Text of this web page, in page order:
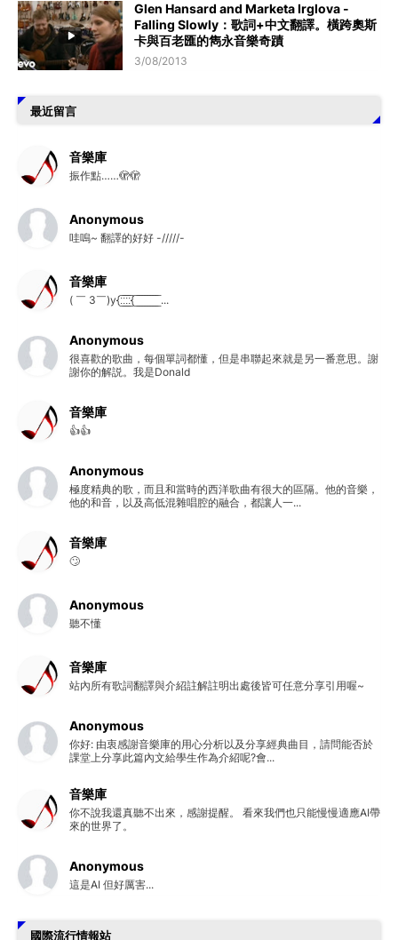
Glen Hansard and Marketa Irglova -
Falling Slowly：歌詞+中文翻譯。橫跨奧斯
卡與百老匯的雋永音樂奇蹟
3/08/2013
最近留言
音樂庫
振作點……🫣🫣
Anonymous
哇嗚~ 翻譯的好好 -/////-
音樂庫
( ￣ 3￣)y{:̲̅:̲̅:̲̅:̲̅{ ̲̅ ̲̅ ̲̅ ̲̅ ̲̅ ̲̅ ̲̅ ̲̅ ̲̅ ...
Anonymous
很喜歡的歌曲，每個單詞都懂，但是串聯起來就是另一番意思。謝
謝你的解説。我是Donald
音樂庫
👍👍
Anonymous
極度精典的歌，而且和當時的西洋歌曲有很大的區隔。他的音樂，
他的和音，以及高低混雜唱腔的融合，都讓人一...
音樂庫
🙄
Anonymous
聽不懂
音樂庫
站內所有歌詞翻譯與介紹註解註明出處後皆可任意分享引用喔~
Anonymous
你好: 由衷感謝音樂庫的用心分析以及分享經典曲目，請問能否於
課堂上分享此篇內文給學生作為介紹呢?會...
音樂庫
你不說我還真聽不出來，感謝提醒。 看來我們也只能慢慢適應AI帶
來的世界了。
Anonymous
這是AI 但好厲害...
國際流行情報站